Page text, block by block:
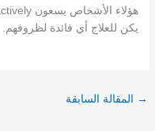
يكن للعلاج أي فائدة لظروفهم.
→ المقالة السابقة